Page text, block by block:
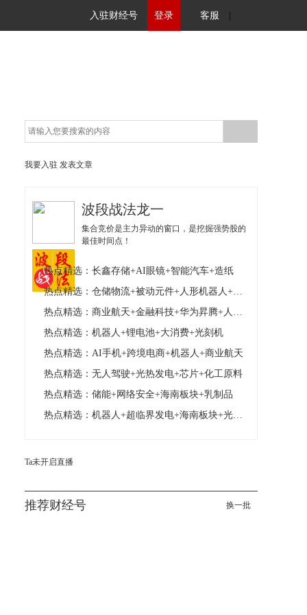
入驻财经号 登录 客服
我要入驻 发表文章
波段战法龙一
集合竞价是主力异动的窗口，是挖掘强势股的
最佳时间点！
热点精选：长鑫存储+AI眼镜+智能汽车+造纸
热点精选：仓储物流+被动元件+人形机器人+核电核能
热点精选：商业航天+金融科技+华为昇腾+人形机器人
热点精选：机器人+锂电池+大消费+光刻机
热点精选：AI手机+跨境电商+机器人+商业航天
热点精选：无人驾驶+光热发电+芯片+化工原料
热点精选：储能+网络安全+海南板块+乳制品
热点精选：机器人+超临界发电+海南板块+光计算芯片
Ta未开启直播
推荐财经号 换一批